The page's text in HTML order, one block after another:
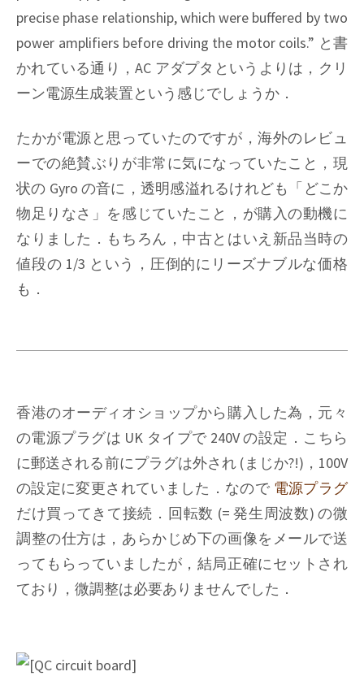
precise phase relationship, which were buffered by two
power amplifiers before driving the motor coils.” と書
かれている通り，AC アダプタというよりは，クリ
ーン電源生成装置という感じでしょうか．
たかが電源と思っていたのですが，海外のレビュ
ーでの絶賛ぶりが非常に気になっていたこと，現
状の Gyro の音に，透明感溢れるけれども「どこか
物足りなさ」を感じていたこと，が購入の動機に
なりました．もちろん，中古とはいえ新品当時の
値段の 1/3 という，圧倒的にリーズナブルな価格
も．
香港のオーディオショップから購入した為，元々
の電源プラグは UK タイプで 240V の設定．こちら
に郵送される前にプラグは外され (まじか?!)，100V
の設定に変更されていました．なので 電源プラグ
だけ買ってきて接続．回転数 (= 発生周波数) の微
調整の仕方は，あらかじめ下の画像をメールで送
ってもらっていましたが，結局正確にセットされ
ており，微調整は必要ありませんでした．